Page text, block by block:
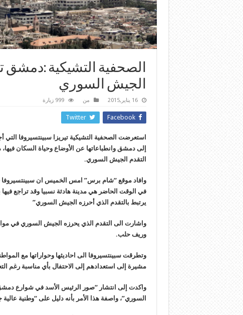
الصحفية التشيكية :دمشق
الجيش السوري
16 يناير,2015 من 999 زيارة
Facebook
Twitter
استعرضت الصحفية التشيكية تيريزا سبينتسيروفا التي
إلى دمشق وانطباعاتها عن الأوضاع وحياة السكان
التقدم الجيش السوري.
وافاد موقع “شام برس” امس الخميس ان سبينتسيروفا
في الوقت الحاضر هي مدينة هادئة نسبيا وقد تراجع
يرتبط بالتقدم الذي أحرزه الجيش السوري”
واشارت الى التقدم الذي يحرزه الجيش السوري في
وريف حلب.
وتطرقت سبينتسيروفا الى احاديثها وحواراتها مع
مشيرة إلى استعدادهم إلى الاحتفال بأي مناسبة رغم
واكدت إلى انتشار “صور الرئيس الأسد في شوارع دمشق
السوري”، واصفة هذا الأمر بأنه دليل على “وطنية